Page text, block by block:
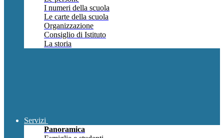
I numeri della scuola
Le carte della scuola
Organizzazione
Consiglio di Istituto
La storia
Servizi
Panoramica